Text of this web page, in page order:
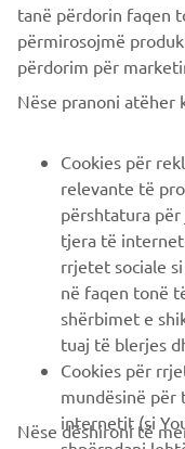
CORPORATE
B2B
PIÙ YAMAHA
SUPPORTO
NEWSLETTER
Conoscerai in
nuove uscite e molto
përmirosojmë
përdorim për
Nëse pranoni atëher
relevante të
përshtatura për
tjera të
rrjetet sociale
në faqen tonë
shërbimet e
tuaj të blerjes
Cookies për
mundësinë për
internetit (si
shpërndani
Nëse dëshironi të
të internetit dhe të